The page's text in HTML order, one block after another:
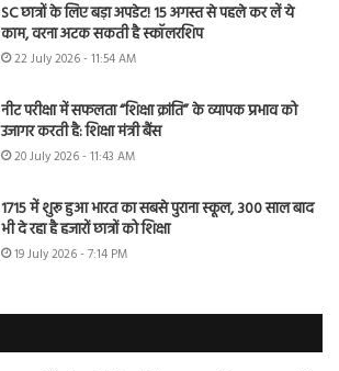
SC छात्रों के लिए बड़ा अपडेट! 15 अगस्त से पहले कर लें ये
काम, वरना अटक सकती है स्कॉलरशिप
22 July 2026 - 11:54 AM
नीट परीक्षा में सफलता “शिक्षा क्रांति” के व्यापक प्रभाव को
उजागर करती है: शिक्षा मंत्री बैंस
20 July 2026 - 11:43 AM
1715 में शुरू हुआ भारत का सबसे पुराना स्कूल, 300 साल बाद
भी दे रहा है हजारों छात्रों को शिक्षा
19 July 2026 - 7:14 PM